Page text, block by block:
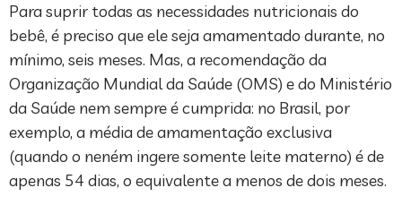
Para suprir todas as necessidades nutricionais do
bebê, é preciso que ele seja amamentado durante, no
mínimo, seis meses. Mas, a recomendação da
Organização Mundial da Saúde (OMS) e do Ministério
da Saúde nem sempre é cumprida: no Brasil, por
exemplo, a média de amamentação exclusiva
(quando o neném ingere somente leite materno) é de
apenas 54 dias, o equivalente a menos de dois meses.